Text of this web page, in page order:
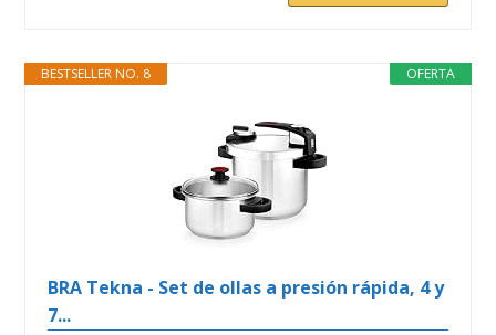
OFERTA
BESTSELLER NO. 8
BRA Tekna - Set de ollas a presión rápida, 4 y
7...